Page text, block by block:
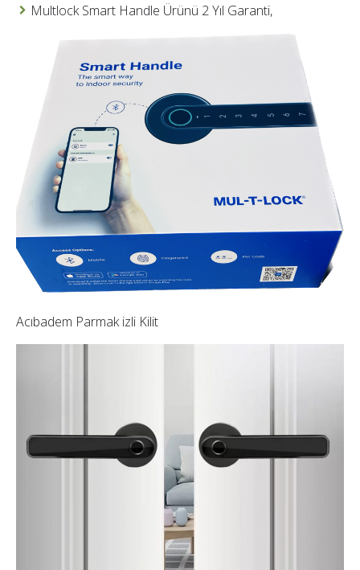
Multlock Smart Handle Ürünü 2 Yıl Garanti,
Acıbadem Parmak izli Kilit